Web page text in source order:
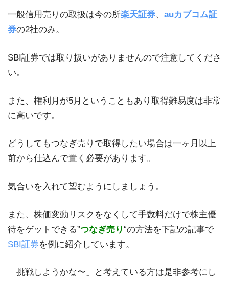
一般信用売りの取扱は今の所楽天証券、 auカブコム証
券の2社のみ。
SBI証券では取り扱いがありませんので注意してくださ
い。
また、権利月が5月ということもあり取得難易度は非常
に高いです。
どうしてもつなぎ売りで取得したい場合は一ヶ月以上
前から仕込んで置く必要があります。
気合いを入れて望むようにしましょう。
また、株価変動リスクをなくして手数料だけで株主優
待をゲットできる”つなぎ売り“の方法を下記の記事で
SBI証券を例に紹介しています。
「挑戦しようかな〜」と考えている方は是非参考にし